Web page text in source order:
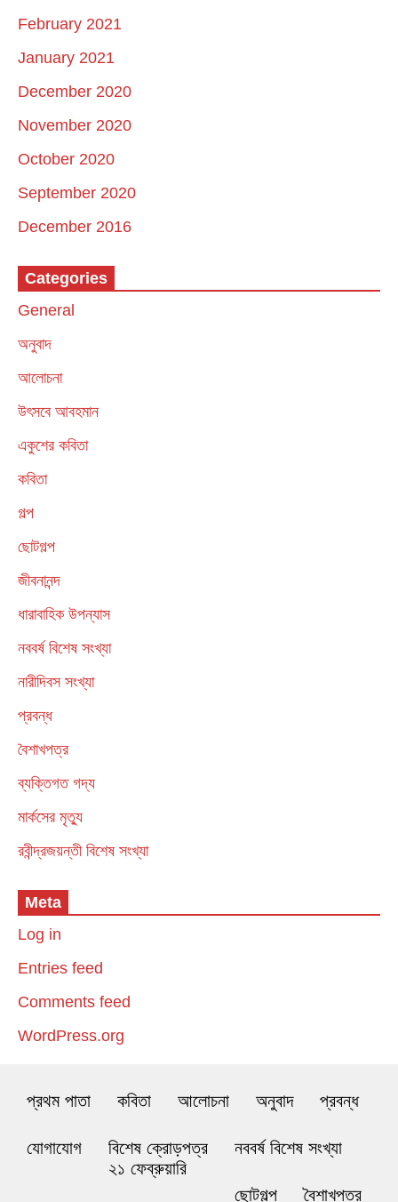
February 2021
January 2021
December 2020
November 2020
October 2020
September 2020
December 2016
Categories
General
অনুবাদ
আলোচনা
উৎসবে আবহমান
একুশের কবিতা
কবিতা
গল্প
ছোটগল্প
জীবনানন্দ
ধারাবাহিক উপন্যাস
নববর্ষ বিশেষ সংখ্যা
নারীদিবস সংখ্যা
প্রবন্ধ
বৈশাখপত্র
ব্যক্তিগত গদ্য
মার্কসের মৃত্যু
রবীন্দ্রজয়ন্তী বিশেষ সংখ্যা
Meta
Log in
Entries feed
Comments feed
WordPress.org
প্রথম পাতা কবিতা আলোচনা অনুবাদ প্রবন্ধ
যোগাযোগ
বিশেষ ক্রোড়পত্র
২১ ফেব্রুয়ারি
নববর্ষ বিশেষ সংখ্যা
ছোটগল্প বৈশাখপত্র